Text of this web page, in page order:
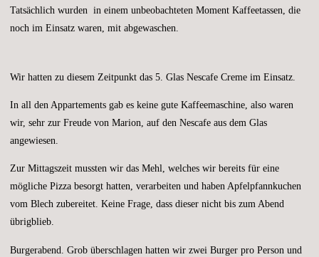
Tatsächlich wurden in einem unbeobachteten Moment Kaffeetassen, die
noch im Einsatz waren, mit abgewaschen.
Wir hatten zu diesem Zeitpunkt das 5. Glas Nescafe Creme im Einsatz.
In all den Appartements gab es keine gute Kaffeemaschine, also waren
wir, sehr zur Freude von Marion, auf den Nescafe aus dem Glas
angewiesen.
Zur Mittagszeit mussten wir das Mehl, welches wir bereits für eine
mögliche Pizza besorgt hatten, verarbeiten und haben Apfelpfannkuchen
vom Blech zubereitet. Keine Frage, dass dieser nicht bis zum Abend
übrigblieb.
Burgerabend. Grob überschlagen hatten wir zwei Burger pro Person und